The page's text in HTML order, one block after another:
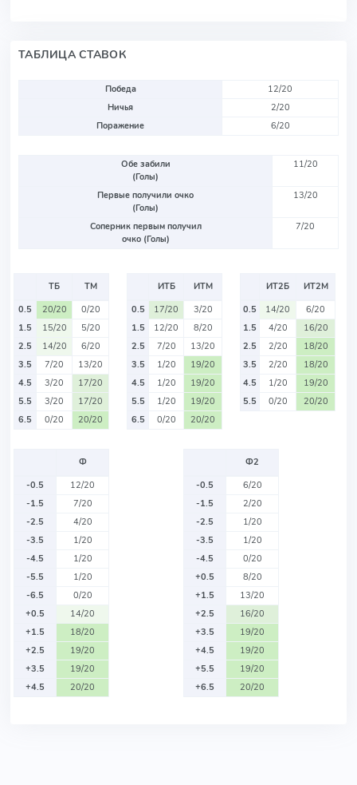
ТАБЛИЦА СТАВОК
Победа
12/20
Ничья
2/20
Поражение
6/20
Обе забили
(Голы)
11/20
Первые получили очко
(Голы)
13/20
Соперник первым получил
очко (Голы)
7/20
ТБ
ТМ
0.5
20/20
0/20
1.5
15/20
5/20
2.5
14/20
6/20
3.5
7/20
13/20
4.5
3/20
17/20
5.5
3/20
17/20
6.5
0/20 20/20
ИТБ
ИТМ
0.5
17/20
3/20
1.5
12/20
8/20
2.5
7/20
13/20
3.5
1/20
19/20
4.5
1/20
19/20
5.5
1/20
19/20
6.5
0/20 20/20
ИТ2Б
ИТ2М
0.5
14/20
6/20
1.5
4/20
16/20
2.5
2/20
18/20
3.5
2/20
18/20
4.5
1/20
19/20
5.5
0/20 20/20
Ф
-0.5
12/20
-1.5
7/20
-2.5
4/20
-3.5
1/20
-4.5
1/20
-5.5
1/20
-6.5
0/20
+0.5
14/20
+1.5
18/20
+2.5
19/20
+3.5
19/20
+4.5
20/20
Ф2
-0.5
6/20
-1.5
2/20
-2.5
1/20
-3.5
1/20
-4.5
0/20
+0.5
8/20
+1.5
13/20
+2.5
16/20
+3.5
19/20
+4.5
19/20
+5.5
19/20
+6.5
20/20